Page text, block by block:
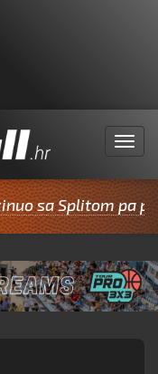
Menu
Splitom pa